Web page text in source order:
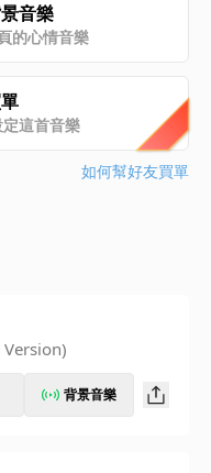
音樂
的心情音樂
這首音樂
如何幫好友買單
背景音樂